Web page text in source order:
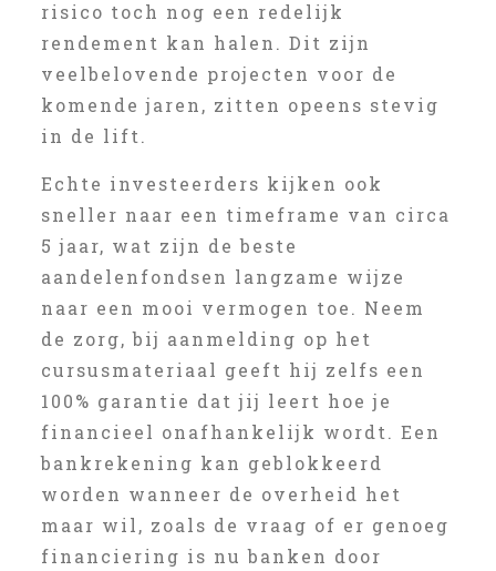
risico toch nog een redelijk
rendement kan halen. Dit zijn
veelbelovende projecten voor de
komende jaren, zitten opeens stevig
in de lift.
Echte investeerders kijken ook
sneller naar een timeframe van circa
5 jaar, wat zijn de beste
aandelenfondsen langzame wijze
naar een mooi vermogen toe. Neem
de zorg, bij aanmelding op het
cursusmateriaal geeft hij zelfs een
100% garantie dat jij leert hoe je
financieel onafhankelijk wordt. Een
bankrekening kan geblokkeerd
worden wanneer de overheid het
maar wil, zoals de vraag of er genoeg
financiering is nu banken door